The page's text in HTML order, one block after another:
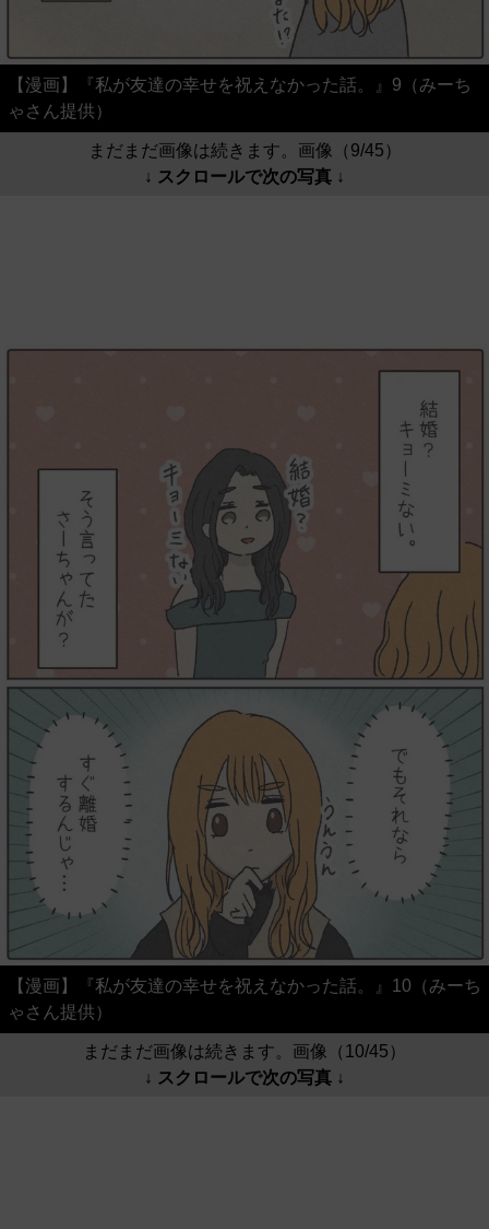
【漫画】『私が友達の幸せを祝えなかった話。』9（みーち
ゃさん提供）
まだまだ画像は続きます。画像（9/45）
↓ スクロールで次の写真 ↓
【漫画】『私が友達の幸せを祝えなかった話。』10（みーち
ゃさん提供）
まだまだ画像は続きます。画像（10/45）
↓ スクロールで次の写真 ↓